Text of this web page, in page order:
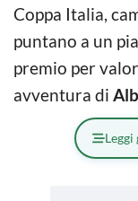
Coppa Italia,
puntano a un
premio per
avventura di